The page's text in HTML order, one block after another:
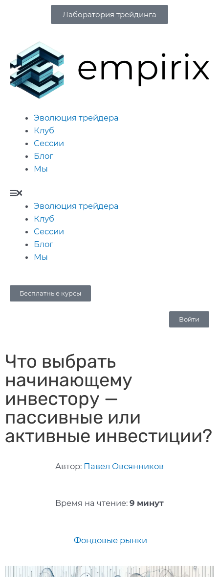
Лаборатория трейдинга
Эволюция трейдера
Клуб
Сессии
Блог
Мы
Эволюция трейдера
Клуб
Сессии
Блог
Мы
Бесплатные курсы
Войти
Что выбрать
начинающему
инвестору —
пассивные или
активные инвестиции?
Автор: Павел Овсянников
Время на чтение: 9 минут
Фондовые рынки